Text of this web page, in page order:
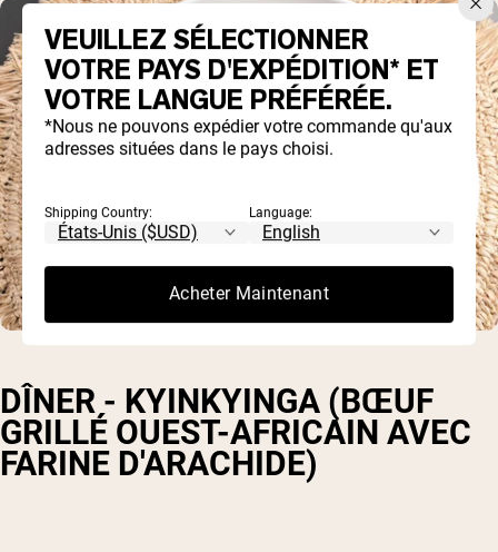
DÎNER - KYINKYINGA (BŒUF
GRILLÉ OUEST-AFRICAIN AVEC
FARINE D'ARACHIDE)
VEUILLEZ SÉLECTIONNER
VOTRE PAYS D'EXPÉDITION* ET
VOTRE LANGUE PRÉFÉRÉE.
*Nous ne pouvons expédier votre commande qu'aux
adresses situées dans le pays choisi.
Shipping Country: Language:
Acheter Maintenant